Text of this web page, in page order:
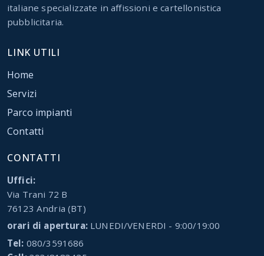
italiane specializzate in affissioni e cartellonistica
pubblicitaria.
LINK UTILI
Home
Servizi
Parco impianti
Contatti
CONTATTI
Uffici:
Via Trani 72 B
76123 Andria (BT)
orari di apertura:LUNEDI/VENERDI - 9:00/19:00
Tel: 080/3591686